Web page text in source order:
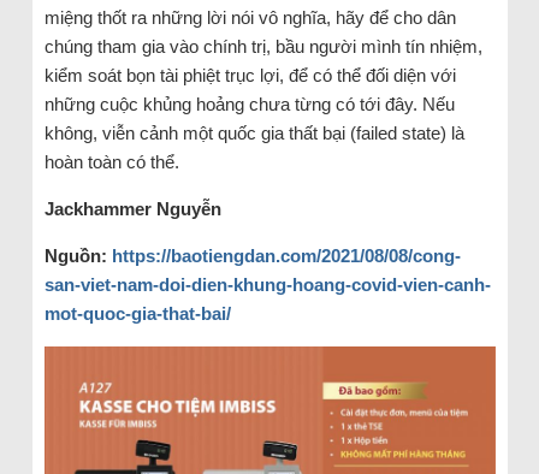
miệng thốt ra những lời nói vô nghĩa, hãy để cho dân
chúng tham gia vào chính trị, bầu người mình tín nhiệm,
kiểm soát bọn tài phiệt trục lợi, để có thể đối diện với
những cuộc khủng hoảng chưa từng có tới đây. Nếu
không, viễn cảnh một quốc gia thất bại (failed state) là
hoàn toàn có thể.
Jackhammer Nguyễn
Nguồn: https://baotiengdan.com/2021/08/08/cong-
san-viet-nam-doi-dien-khung-hoang-covid-vien-canh-
mot-quoc-gia-that-bai/